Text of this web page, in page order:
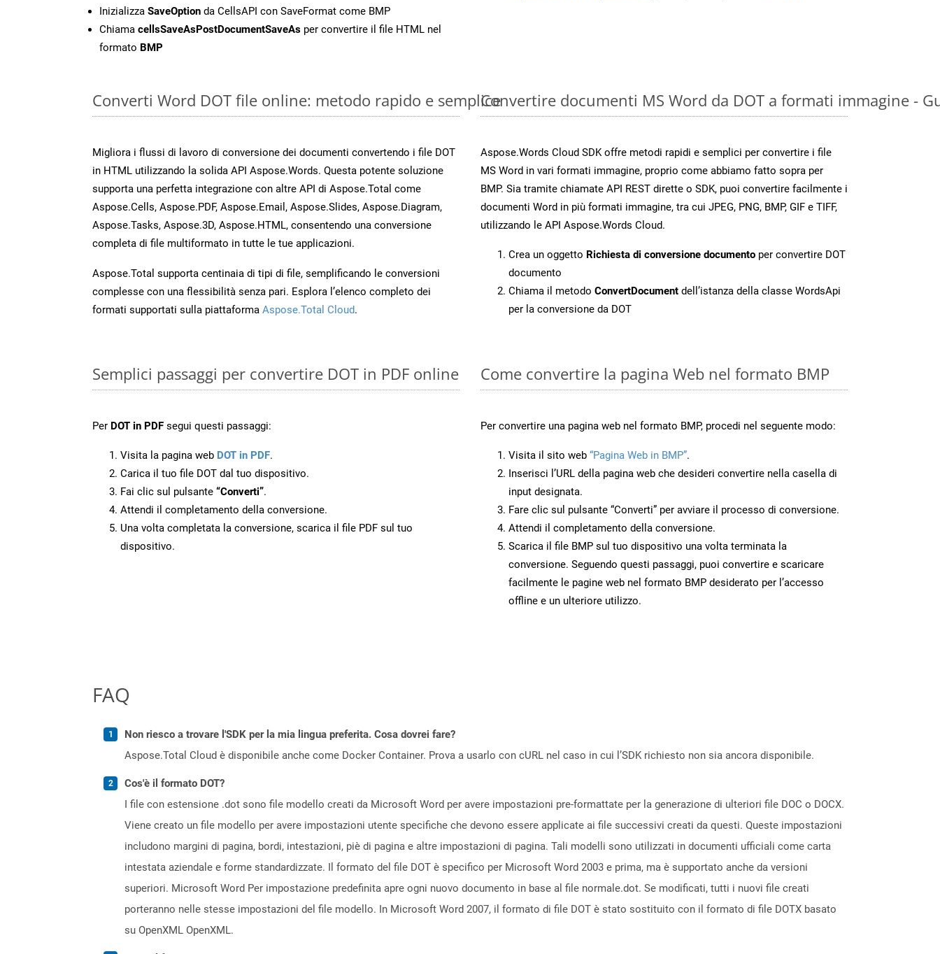
Inizializza SaveOption da CellsAPI con SaveFormat come BMP
Chiama cellsSaveAsPostDocumentSaveAs per convertire il file HTML nel
formato BMP
Converti Word DOT file online: metodo rapido e semplice
Migliora i flussi di lavoro di conversione dei documenti convertendo i file DOT
in HTML utilizzando la solida API Aspose.Words. Questa potente soluzione
supporta una perfetta integrazione con altre API di Aspose.Total come
Aspose.Cells, Aspose.PDF, Aspose.Email, Aspose.Slides, Aspose.Diagram,
Aspose.Tasks, Aspose.3D, Aspose.HTML, consentendo una conversione
completa di file multiformato in tutte le tue applicazioni.
Aspose.Total supporta centinaia di tipi di file, semplificando le conversioni
complesse con una flessibilità senza pari. Esplora l’elenco completo dei
formati supportati sulla piattaforma Aspose.Total Cloud.
Convertire documenti MS Word da DOT a formati immagine -
Aspose.Words Cloud SDK offre metodi rapidi e semplici per convertire i file
MS Word in vari formati immagine, proprio come abbiamo fatto sopra per
BMP. Sia tramite chiamate API REST dirette o SDK, puoi convertire facilmente i
documenti Word in più formati immagine, tra cui JPEG, PNG, BMP, GIF e TIFF,
utilizzando le API Aspose.Words Cloud.
Crea un oggetto Richiesta di conversione documento per convertire DOT
documento
Chiama il metodo ConvertDocument dell’istanza della classe WordsApi
per la conversione da DOT
Semplici passaggi per convertire DOT in PDF online
Per DOT in PDF segui questi passaggi:
Visita la pagina web DOT in PDF.
Carica il tuo file DOT dal tuo dispositivo.
Fai clic sul pulsante “Converti”.
Attendi il completamento della conversione.
Una volta completata la conversione, scarica il file PDF sul tuo
dispositivo.
Come convertire la pagina Web nel formato BMP
Per convertire una pagina web nel formato BMP, procedi nel seguente modo:
Visita il sito web “Pagina Web in BMP”.
Inserisci l’URL della pagina web che desideri convertire nella casella di
input designata.
Fare clic sul pulsante “Converti” per avviare il processo di conversione.
Attendi il completamento della conversione.
Scarica il file BMP sul tuo dispositivo una volta terminata la
conversione. Seguendo questi passaggi, puoi convertire e scaricare
facilmente le pagine web nel formato BMP desiderato per l’accesso
offline e un ulteriore utilizzo.
FAQ
Non riesco a trovare l'SDK per la mia lingua preferita. Cosa dovrei fare?
Aspose.Total Cloud è disponibile anche come Docker Container. Prova a usarlo con cURL nel caso in cui l’SDK richiesto non sia ancora disponibile.
Cos'è il formato DOT?
I file con estensione .dot sono file modello creati da Microsoft Word per avere impostazioni pre-formattate per la generazione di ulteriori file DOC o DOCX.
Viene creato un file modello per avere impostazioni utente specifiche che devono essere applicate ai file successivi creati da questi. Queste impostazioni
includono margini di pagina, bordi, intestazioni, piè di pagina e altre impostazioni di pagina. Tali modelli sono utilizzati in documenti ufficiali come carta
intestata aziendale e forme standardizzate. Il formato del file DOT è specifico per Microsoft Word 2003 e prima, ma è supportato anche da versioni
superiori. Microsoft Word Per impostazione predefinita apre ogni nuovo documento in base al file normale.dot. Se modificati, tutti i nuovi file creati
porteranno nelle stesse impostazioni del file modello. In Microsoft Word 2007, il formato di file DOT è stato sostituito con il formato di file DOTX basato
su OpenXML OpenXML.